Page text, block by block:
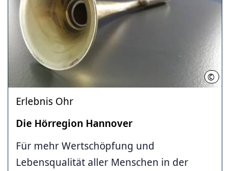
©
Erlebnis Ohr
Die Hörregion Hannover
Für mehr Wertschöpfung und
Lebensqualität aller Menschen in der